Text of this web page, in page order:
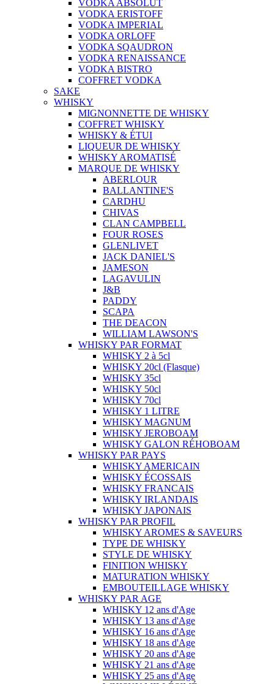
VODKA ABSOLUT
VODKA ERISTOFF
VODKA IMPERIAL
VODKA ORLOFF
VODKA SQAUDRON
VODKA RENAISSANCE
VODKA BISTRO
COFFRET VODKA
SAKE
WHISKY
MIGNONNETTE DE WHISKY
COFFRET WHISKY
WHISKY & ÉTUI
LIQUEUR DE WHISKY
WHISKY AROMATISÉ
MARQUE DE WHISKY
ABERLOUR
BALLANTINE'S
CARDHU
CHIVAS
CLAN CAMPBELL
FOUR ROSES
GLENLIVET
JACK DANIEL'S
JAMESON
LAGAVULIN
J&B
PADDY
SCAPA
THE DEACON
WILLIAM LAWSON'S
WHISKY PAR FORMAT
WHISKY 2 à 5cl
WHISKY 20cl (Flasque)
WHISKY 35cl
WHISKY 50cl
WHISKY 70cl
WHISKY 1 LITRE
WHISKY MAGNUM
WHISKY JEROBOAM
WHISKY GALON RÉHOBOAM
WHISKY PAR PAYS
WHISKY AMERICAIN
WHISKY ÉCOSSAIS
WHISKY FRANCAIS
WHISKY IRLANDAIS
WHISKY JAPONAIS
WHISKY PAR PROFIL
WHISKY AROMES & SAVEURS
TYPE DE WHISKY
STYLE DE WHISKY
FINITION WHISKY
MATURATION WHISKY
EMBOUTEILLAGE WHISKY
WHISKY PAR AGE
WHISKY 12 ans d'Age
WHISKY 13 ans d'Age
WHISKY 16 ans d'Age
WHISKY 18 ans d'Age
WHISKY 20 ans d'Age
WHISKY 21 ans d'Age
WHISKY 25 ans d'Age